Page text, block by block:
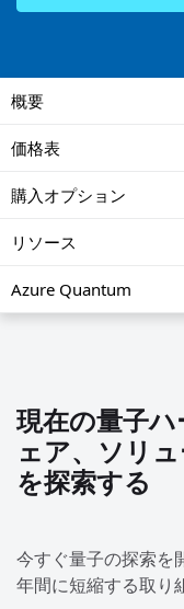
概要
価格表
購入オプション
リソース
Azure Quantum
現在の量子
ェア、ソリ
を探索する
今すぐ量子の探索を
年間に短縮する取り